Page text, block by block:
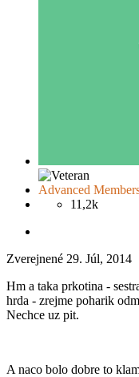
Advanced
11,2k
Zverejnené 29. Júl, 2014
Hm a taka prkotina -
hrda - zrejme poharik
Nechce uz pit.
A naco bolo dobre to